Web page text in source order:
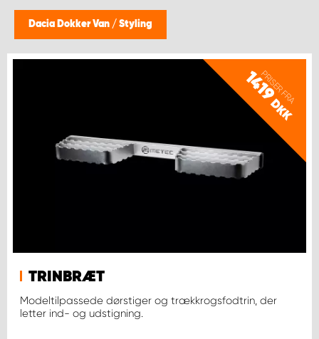
Dacia Dokker Van / Styling
PRISER FRA
1419
DKK
TRINBRÆT
Modeltilpassede dørstiger og trækkrogsfodtrin, der
letter ind- og udstigning.